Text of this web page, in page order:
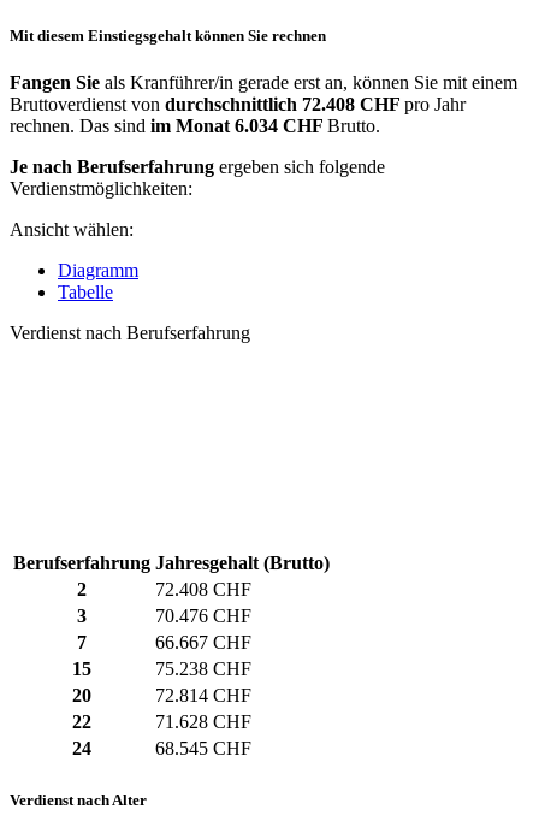
Mit diesem Einstiegsgehalt können Sie rechnen
Fangen Sie als Kranführer/in gerade erst an, können Sie mit einem
Bruttoverdienst von durchschnittlich 72.408 CHF pro Jahr
rechnen. Das sind im Monat 6.034 CHF Brutto.
Je nach Berufserfahrung ergeben sich folgende
Verdienstmöglichkeiten:
Ansicht wählen:
Diagramm
Tabelle
Verdienst nach Berufserfahrung
Berufserfahrung Jahresgehalt (Brutto)
2
72.408 CHF
3
70.476 CHF
7
66.667 CHF
15
75.238 CHF
20
72.814 CHF
22
71.628 CHF
24
68.545 CHF
Verdienst nach Alter